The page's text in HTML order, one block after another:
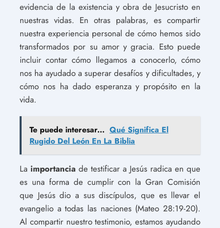
evidencia de la existencia y obra de Jesucristo en
nuestras vidas. En otras palabras, es compartir
nuestra experiencia personal de cómo hemos sido
transformados por su amor y gracia. Esto puede
incluir contar cómo llegamos a conocerlo, cómo
nos ha ayudado a superar desafíos y dificultades, y
cómo nos ha dado esperanza y propósito en la
vida.
Te puede interesar... Qué Significa El
Rugido Del León En La Biblia
La importancia de testificar a Jesús radica en que
es una forma de cumplir con la Gran Comisión
que Jesús dio a sus discípulos, que es llevar el
evangelio a todas las naciones (Mateo 28:19-20).
Al compartir nuestro testimonio, estamos ayudando